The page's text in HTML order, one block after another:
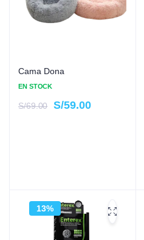
Cama Dona
EN STOCK
S/69.00 S/59.00
13%